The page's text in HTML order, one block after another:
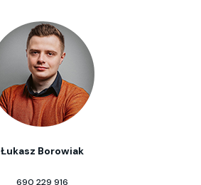
Łukasz Borowiak
690 229 916